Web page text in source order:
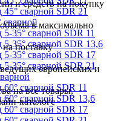
45° сварной SDR 21
сварной
5-35° сварной SDR 11
5-35° сварной SDR 13,6
5-35° сварной SDR 17
5-35° сварной SDR 21
60° сварной SDR 11
60° сварной SDR 13,6
60° сварной SDR 17
и средств на покупку
в максимально
на поставку
европейских и
на все товары,
каталоге